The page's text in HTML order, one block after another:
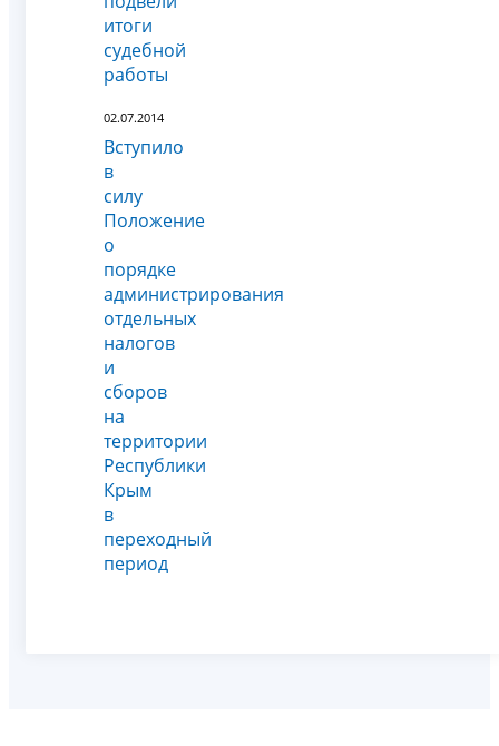
итоги
судебной
работы
02.07.2014
Вступило
в
силу
Положение
о
порядке
администрирования
отдельных
налогов
и
сборов
на
территории
Республики
Крым
в
переходный
период